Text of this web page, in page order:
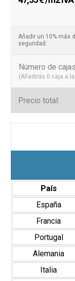
Permite
Solución
aire vintage y
Añadir un 10% más
seguridad:
Número de cajas
(Añadirás 0 caja a
Precio total:
cantidad
País
España
Francia
Portugal
Alemania
Italia